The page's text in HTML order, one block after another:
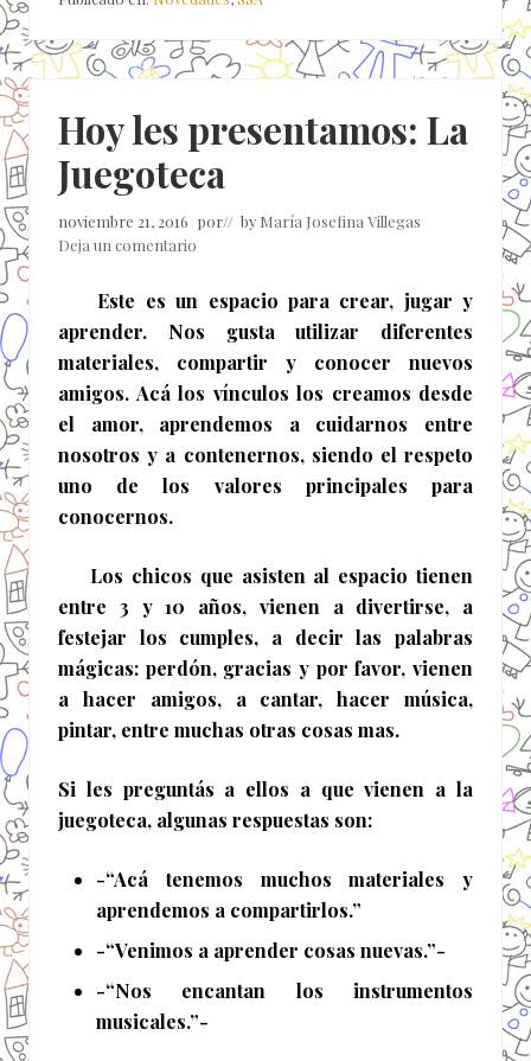
Hoy les presentamos: La
Juegoteca
noviembre 21, 2016 por// by María Josefina Villegas
Deja un comentario
Este es un espacio para crear, jugar y
aprender. Nos gusta utilizar diferentes
materiales, compartir y conocer nuevos
amigos. Acá los vínculos los creamos desde
el amor, aprendemos a cuidarnos entre
nosotros y a contenernos, siendo el respeto
uno de los valores principales para
conocernos.
Los chicos que asisten al espacio tienen
entre 3 y 10 años, vienen a divertirse, a
festejar los cumples, a decir las palabras
mágicas: perdón, gracias y por favor, vienen
a hacer amigos, a cantar, hacer música,
pintar, entre muchas otras cosas mas.
Si les preguntás a ellos a que vienen a la
juegoteca, algunas respuestas son:
-“Acá tenemos muchos materiales y
aprendemos a compartirlos.”
-“Venimos a aprender cosas nuevas.”-
-“Nos encantan los instrumentos
musicales.”-